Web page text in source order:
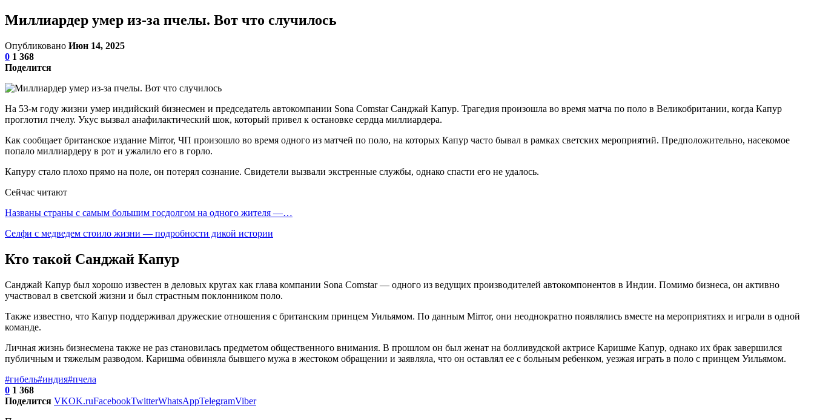
Миллиардер умер из-за пчелы. Вот что случилось
Опубликовано Июн 14, 2025
0 1 368
Поделится
На 53-м году жизни умер индийский бизнесмен и председатель автокомпании Sona Comstar Санджай Капур. Трагедия произошла во время матча по поло в Великобритании, когда Капур
проглотил пчелу. Укус вызвал анафилактический шок, который привел к остановке сердца миллиардера.
Как сообщает британское издание Mirror, ЧП произошло во время одного из матчей по поло, на которых Капур часто бывал в рамках светских мероприятий. Предположительно, насекомое
попало миллиардеру в рот и ужалило его в горло.
Капуру стало плохо прямо на поле, он потерял сознание. Свидетели вызвали экстренные службы, однако спасти его не удалось.
Сейчас читают
Названы страны с самым большим госдолгом на одного жителя —…
Селфи с медведем стоило жизни — подробности дикой истории
Кто такой Санджай Капур
Санджай Капур был хорошо известен в деловых кругах как глава компании Sona Comstar — одного из ведущих производителей автокомпонентов в Индии. Помимо бизнеса, он активно
участвовал в светской жизни и был страстным поклонником поло.
Также известно, что Капур поддерживал дружеские отношения с британским принцем Уильямом. По данным Mirror, они неоднократно появлялись вместе на мероприятиях и играли в одной
команде.
Личная жизнь бизнесмена также не раз становилась предметом общественного внимания. В прошлом он был женат на болливудской актрисе Каришме Капур, однако их брак завершился
публичным и тяжелым разводом. Каришма обвиняла бывшего мужа в жестоком обращении и заявляла, что он оставлял ее с больным ребенком, уезжая играть в поло с принцем Уильямом.
#гибель#индия#пчела
0 1 368
Поделится VKOK.ruFacebookTwitterWhatsAppTelegramViber